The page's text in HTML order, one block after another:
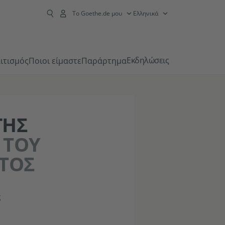
Το Goethe.de μου Ελληνικά
Ποιοι είμαστεΠαράρτημαΕκδηλώσεις
ΤΟΥ